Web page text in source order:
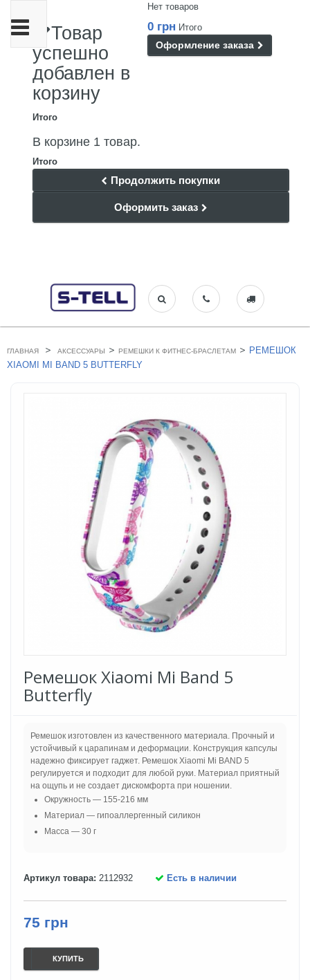
Нет товаров
0 грн Итого
Оформление заказа
Товар
успешно
добавлен в
корзину
Итого
В корзине 1 товар.
Итого
Продолжить покупки
Оформить заказ
Переключить
навигации
ГЛАВНАЯ > АКСЕССУАРЫ > РЕМЕШКИ К ФИТНЕС-БРАСЛЕТАМ > РЕМЕШОК
XIAOMI MI BAND 5 BUTTERFLY
Ремешок Xiaomi Mi Band 5
Butterfly
Ремешок изготовлен из качественного материала. Прочный и
устойчивый к царапинам и деформации. Конструкция капсулы
надежно фиксирует гаджет. Ремешок Xiaomi Mi BAND 5
регулируется и подходит для любой руки. Материал приятный
на ощупь и не создает дискомфорта при ношении.
Окружность — 155-216 мм
Материал — гипоаллергенный силикон
Масса — 30 г
Артикул товара: 2112932 Есть в наличии
75 грн
КУПИТЬ